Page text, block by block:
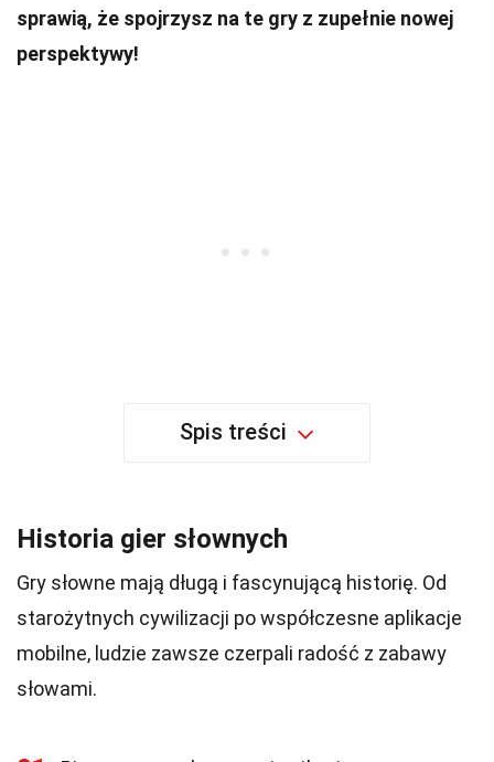
sprawią, że spojrzysz na te gry z zupełnie nowej
perspektywy!
Spis treści
Historia gier słownych
Gry słowne mają długą i fascynującą historię. Od
starożytnych cywilizacji po współczesne aplikacje
mobilne, ludzie zawsze czerpali radość z zabawy
słowami.